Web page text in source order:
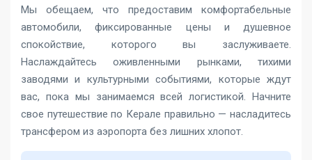
Мы обещаем, что предоставим комфортабельные
автомобили, фиксированные цены и душевное
спокойствие, которого вы заслуживаете.
Наслаждайтесь оживленными рынками, тихими
заводями и культурными событиями, которые ждут
вас, пока мы занимаемся всей логистикой. Начните
свое путешествие по Керале правильно — насладитесь
трансфером из аэропорта без лишних хлопот.